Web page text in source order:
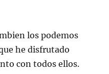
los podemos
he disfrutado
con todos ellos.